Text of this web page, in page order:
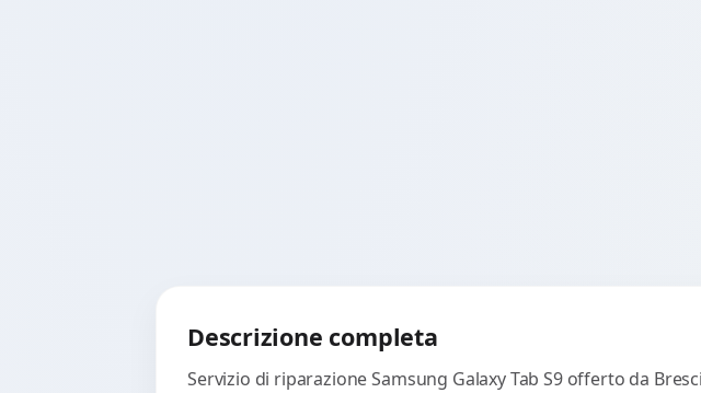
Descrizione completa
Servizio di riparazione Samsung Galaxy Tab S9 offerto da